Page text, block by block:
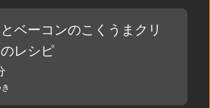
ベーコンのこくうまクリ
レシピ